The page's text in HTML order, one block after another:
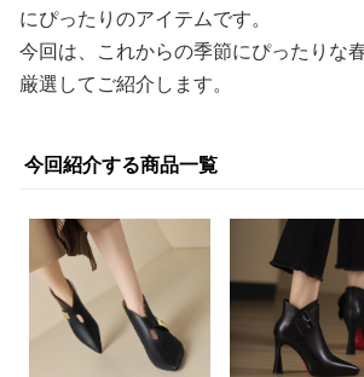
にぴったりのアイテムです。
今回は、これからの季節にぴったりな
厳選してご紹介します。
今回紹介する商品一覧